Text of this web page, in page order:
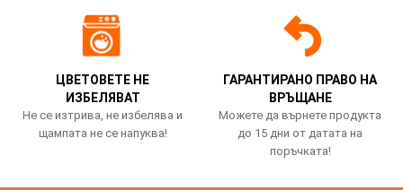
ЦВЕТОВЕТЕ НЕ
ИЗБЕЛЯВАТ
Не се изтрива, не избелява и
щампата не се напуква!
ГАРАНТИРАНО ПРАВО НА
ВРЪЩАНЕ
Можете да върнете продукта
до 15 дни от датата на
поръчката!